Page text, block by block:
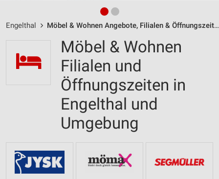
Engelthal Möbel & Wohnen Angebote, Filialen & Öffnungszeiten
Möbel & Wohnen
Filialen und
Öffnungszeiten in
Engelthal und
Umgebung